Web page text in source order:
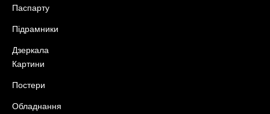
Паспарту
Підрамники
Дзеркала
Картини
Постери
Обладнання